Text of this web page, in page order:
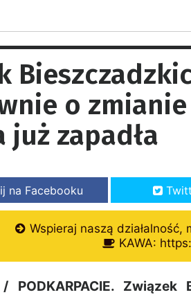
o
już zapadła
na Facebooku
Wspieraj naszą
KAWA:
/ PODKARPACIE.